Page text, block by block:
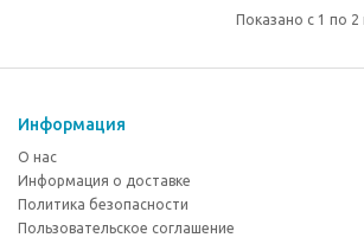
Показано с 1 по 2
Информация
О нас
Информация о доставке
Политика безопасности
Пользовательское соглашение